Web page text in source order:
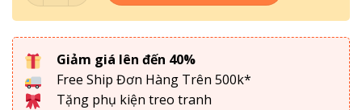
Giảm giá lên đến 40%
Free Ship Đơn Hàng Trên 500k*
Tặng phụ kiện treo tranh